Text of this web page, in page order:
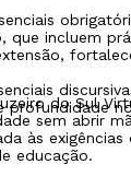
que incluem
profundidade
do Sul
sem abrir
às
educação.